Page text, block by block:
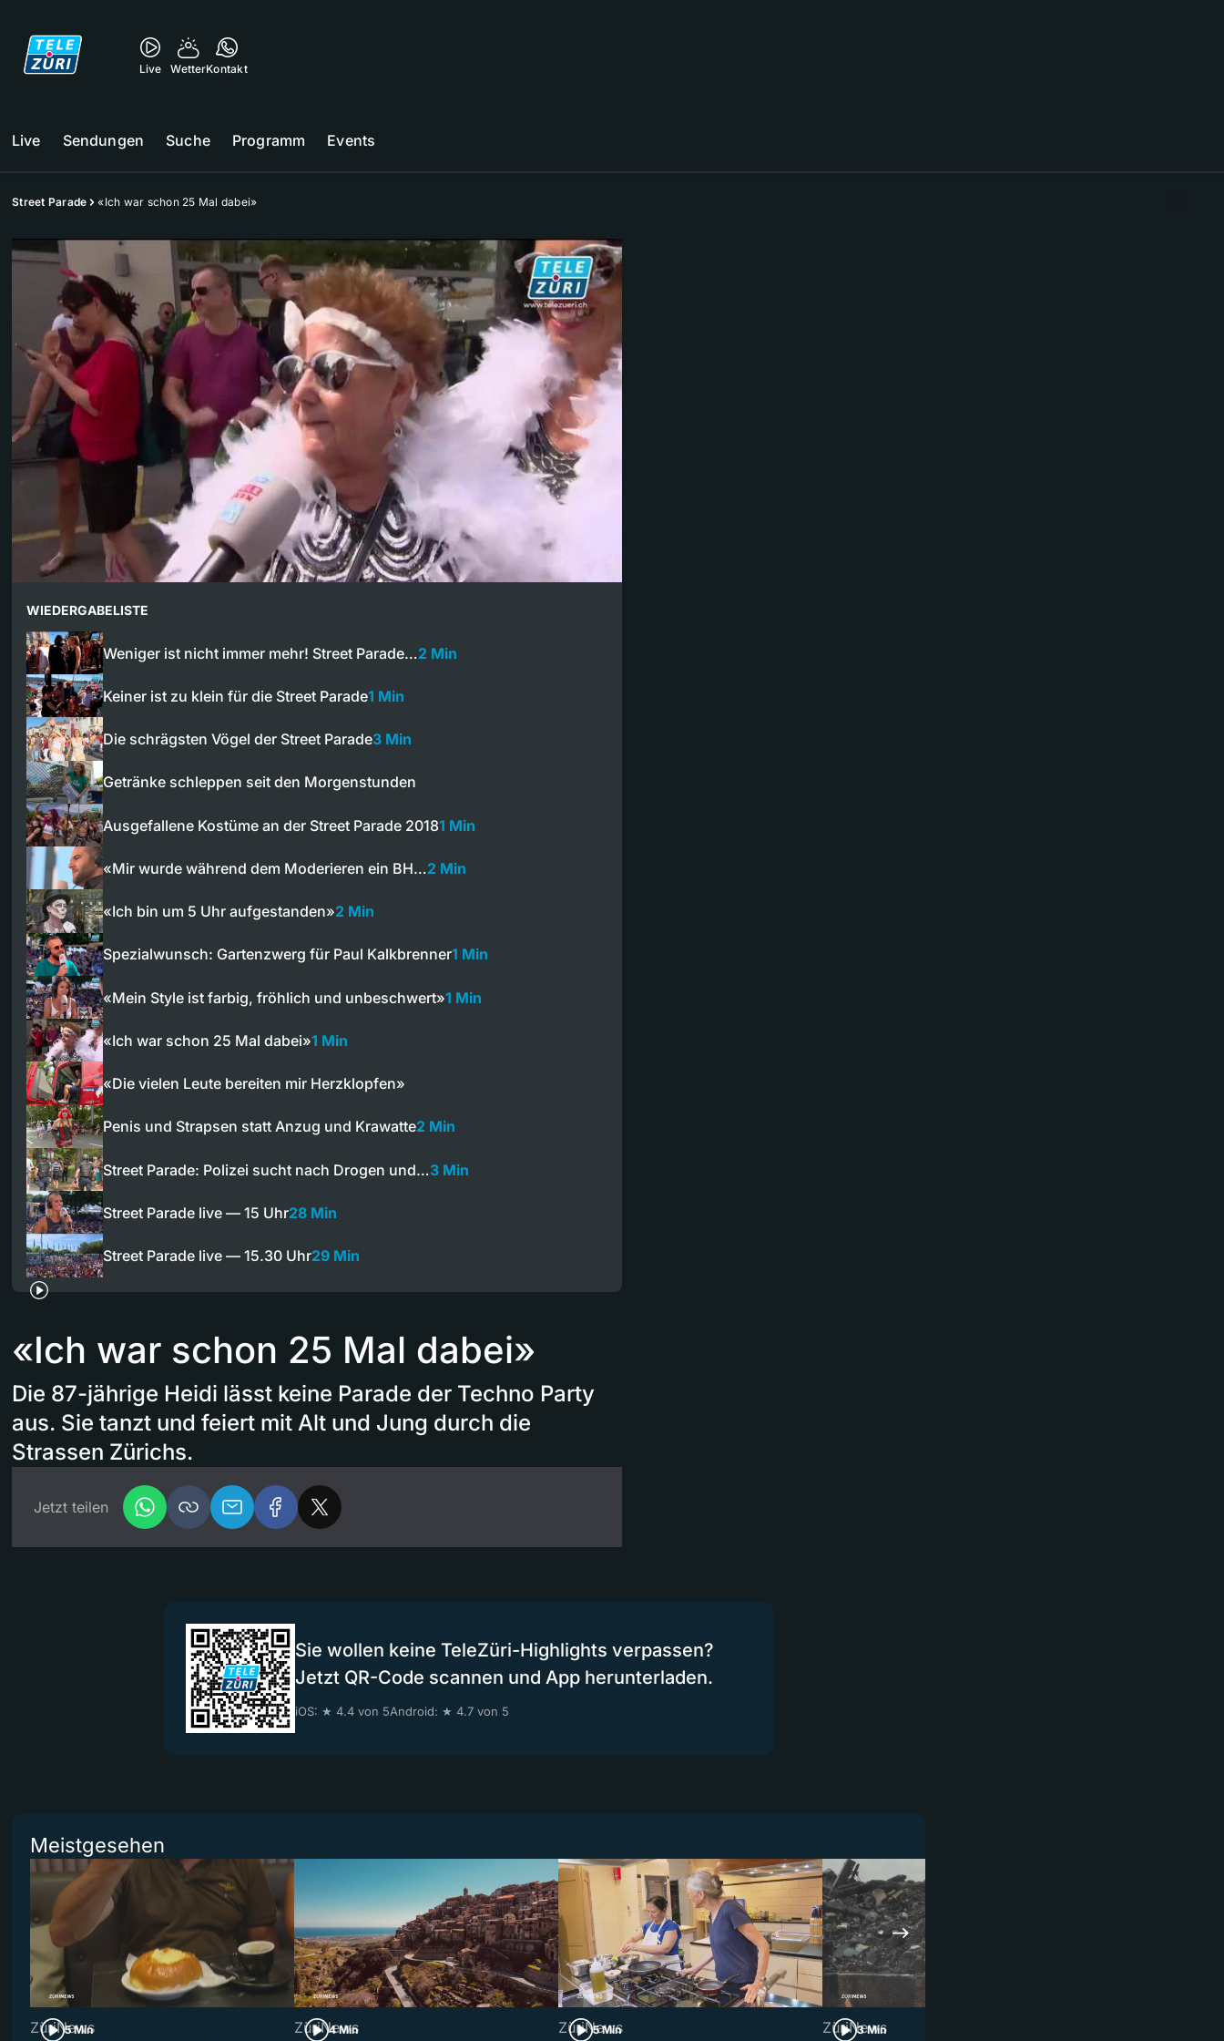
Live WetterKontakt
Live Sendungen Suche Programm Events
Street Parade «Ich war schon 25 Mal dabei»
WIEDERGABELISTE
Weniger ist nicht immer mehr! Street Parade…2 Min
Keiner ist zu klein für die Street Parade1 Min
Die schrägsten Vögel der Street Parade3 Min
Getränke schleppen seit den Morgenstunden
Ausgefallene Kostüme an der Street Parade 20181 Min
«Mir wurde während dem Moderieren ein BH…2 Min
«Ich bin um 5 Uhr aufgestanden»2 Min
Spezialwunsch: Gartenzwerg für Paul Kalkbrenner1 Min
«Mein Style ist farbig, fröhlich und unbeschwert»1 Min
«Ich war schon 25 Mal dabei»1 Min
«Die vielen Leute bereiten mir Herzklopfen»
Penis und Strapsen statt Anzug und Krawatte2 Min
Street Parade: Polizei sucht nach Drogen und…3 Min
Street Parade live — 15 Uhr28 Min
Street Parade live — 15.30 Uhr29 Min
«Ich war schon 25 Mal dabei»
Die 87-jährige Heidi lässt keine Parade der Techno Party
aus. Sie tanzt und feiert mit Alt und Jung durch die
Strassen Zürichs.
Jetzt teilen
Sie wollen keine TeleZüri-Highlights verpassen?
Jetzt QR-Code scannen und App herunterladen.
iOS: ★ 4.4 von 5Android: ★ 4.7 von 5
Meistgesehen
5 Min
ZüriNews 4 Min
ZüriNews 5 Min
ZüriNews 3 Min
ZüriNews